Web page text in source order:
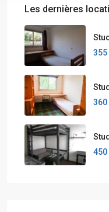
Les dernières
355
360
450